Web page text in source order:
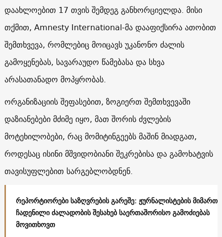
დაახლოებით 17 თვის შემდეგ განხორციელდა. მისი
თქმით, Amnesty International-მა დააფიქსირა ათობით
შემთხვევა, რომლებიც მოიცავს უკანონო ძალის
გამოყენებას, სავარაუდო წამებასა და სხვა
არასათანადო მოპყრობას.
ორგანიზაციის შეფასებით, ზოგიერთ შემთხვევაში
დაზიანებები მძიმე იყო, მათ შორის ძვლების
მოტეხილობები, რაც მომიტინგეებს მაშინ მიადგათ,
როდესაც ისინი მშვიდობიანი შეკრებისა და გამოხატვის
თავისუფლებით სარგებლობდნენ.
რეპორტიორები საზღვრების გარეშე: ჟურნალისტების მიმართ
ჩადენილი ძალადობის შესახებ საერთაშორისო გამოძიებას
მოვითხოვთ